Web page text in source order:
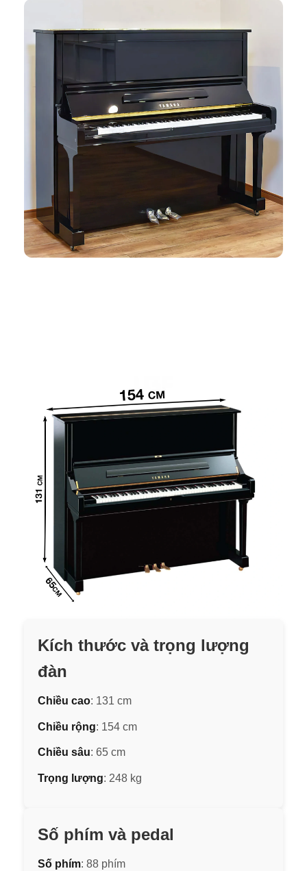
Kích thước và trọng lượng
đàn
Chiều cao: 131 cm
Chiều rộng: 154 cm
Chiều sâu: 65 cm
Trọng lượng: 248 kg
Số phím và pedal
Số phím: 88 phím